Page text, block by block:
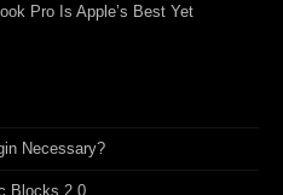
Pro Is Apple’s Best Yet
Necessary?
Blocks 2.0